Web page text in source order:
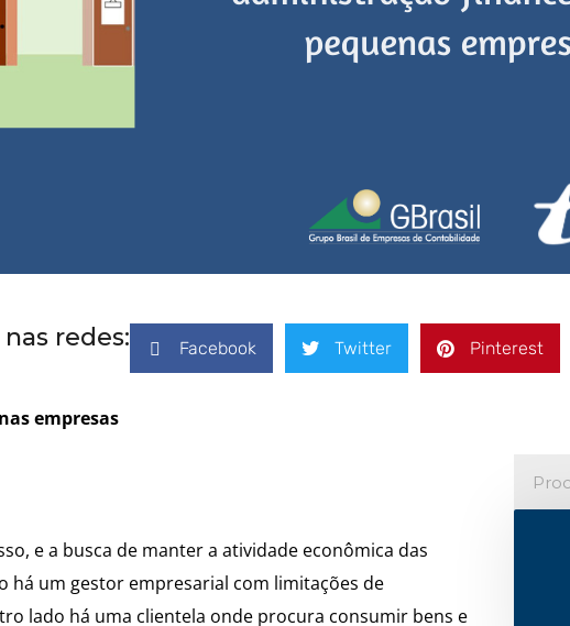
redes: Facebook Twitter Pinterest
empresas
e a busca de manter a atividade econômica das
há um gestor empresarial com limitações de
lado há uma clientela onde procura consumir bens e